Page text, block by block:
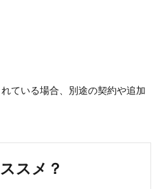
ている場合、別途の契約や追加
スメ？